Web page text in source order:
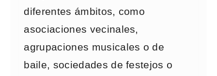
diferentes ámbitos, como
asociaciones vecinales,
agrupaciones musicales o de
baile, sociedades de festejos o